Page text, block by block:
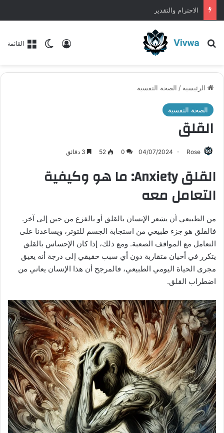
بناء علاقات متينة ومستدامة مع الآخرين
القائمةالوضع
تسجيل الدخول بحث عن
الرئيسية / الصحة النفسية
الصحة النفسية
القلق
Rose
04/07/2024
0
52
القلق Anxiety: ما هو وكيفية
التعامل معه
من الطبيعي أن يشعر الإنسان بالقلق أو بالفزع من حين إلى آخر.
فالقلق هو جزء طبيعي من استجابة الجسم للتوتر، ويساعدنا على
التعامل مع المواقف الصعبة. ومع ذلك، إذا كان الإحساس بالقلق
يتكرر في أحيان متقاربة دون أي سبب حقيقي إلى درجة أنه يعيق
مجرى الحياة اليومي الطبيعي، فالمرجح أن هذا الإنسان يعاني من
اضطراب القلق.